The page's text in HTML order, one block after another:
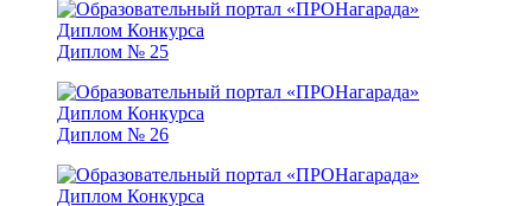
Диплом № 25
Диплом № 26